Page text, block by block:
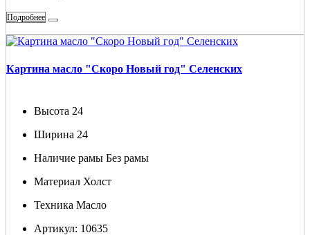
Подробнее
Картина масло "Скоро Новый год" Селенских
Высота 24
Ширина 24
Наличие рамы Без рамы
Материал Холст
Техника Масло
Артикул: 10635